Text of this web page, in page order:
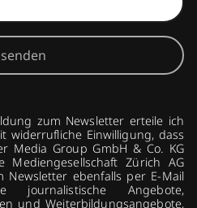
zum Newsletter erteile ich
widerrufliche Einwilligung, dass
Media Group GmbH & Co. KG
Mediengesellschaft Zürich AG
Newsletter ebenfalls per E-Mail
journalistische Angebote,
und Weiterbildungsangebote,